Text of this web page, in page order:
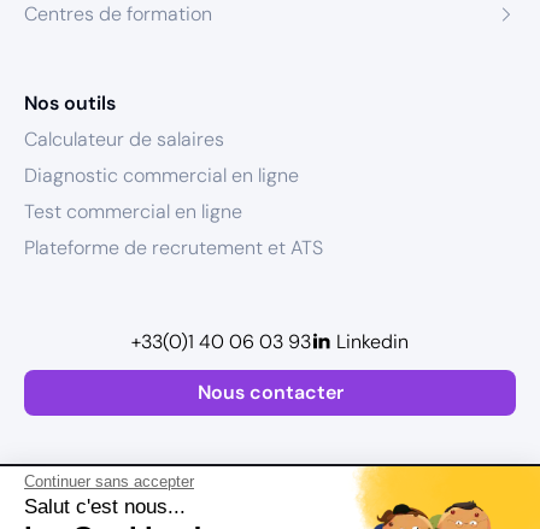
Continuer sans accepter
Salut c'est nous...
Centres de formation
Nos outils
Calculateur de salaires
Diagnostic commercial en ligne
Test commercial en ligne
Plateforme de recrutement et ATS
Nous contacter
+33(0)1 40 06 03 93 Linkedin